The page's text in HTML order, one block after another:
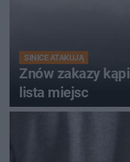
SINICE ATAKUJĄ
Znów zakazy
lista miejsc